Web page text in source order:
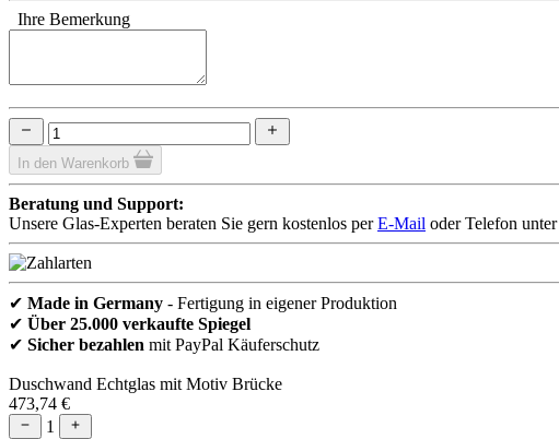
Ihre Bemerkung
In den Warenkorb
Beratung und Support:
Unsere Glas-Experten beraten Sie gern kostenlos perE-Mail oder Telefon unter
✔ Made in Germany - Fertigung in eigener Produktion
✔ Über 25.000 verkaufte Spiegel
✔ Sicher bezahlen mit PayPal Käuferschutz
Duschwand Echtglas mit Motiv Brücke
473,74 €
1